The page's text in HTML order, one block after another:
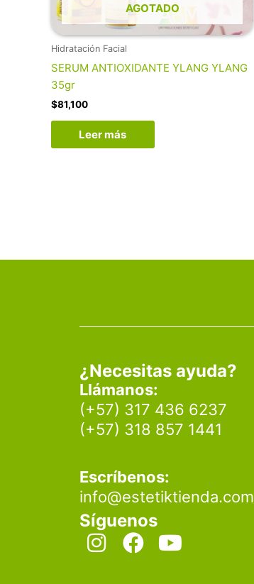
AGOTADO
Hidratación Facial
SERUM ANTIOXIDANTE YLANG YLANG
35gr
$81,100
Leer más
¿Necesitas ayuda?
Llámanos:
(+57) 317 436 6237
(+57) 318 857 1441
Escríbenos:
info@estetiktienda.com
Síguenos
I
n
F
a
Y
o